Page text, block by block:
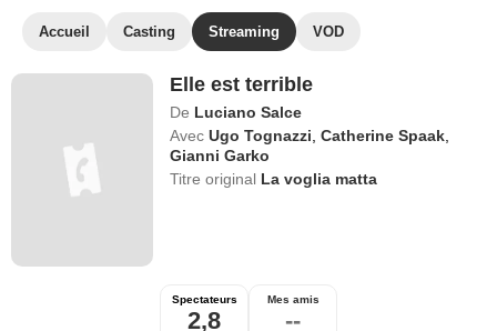
Accueil Casting Streaming VOD
Elle est terrible
De Luciano Salce
Avec Ugo Tognazzi ,Catherine Spaak
Gianni Garko
Titre original La voglia matta
Spectateurs
2,8
Mes amis
--